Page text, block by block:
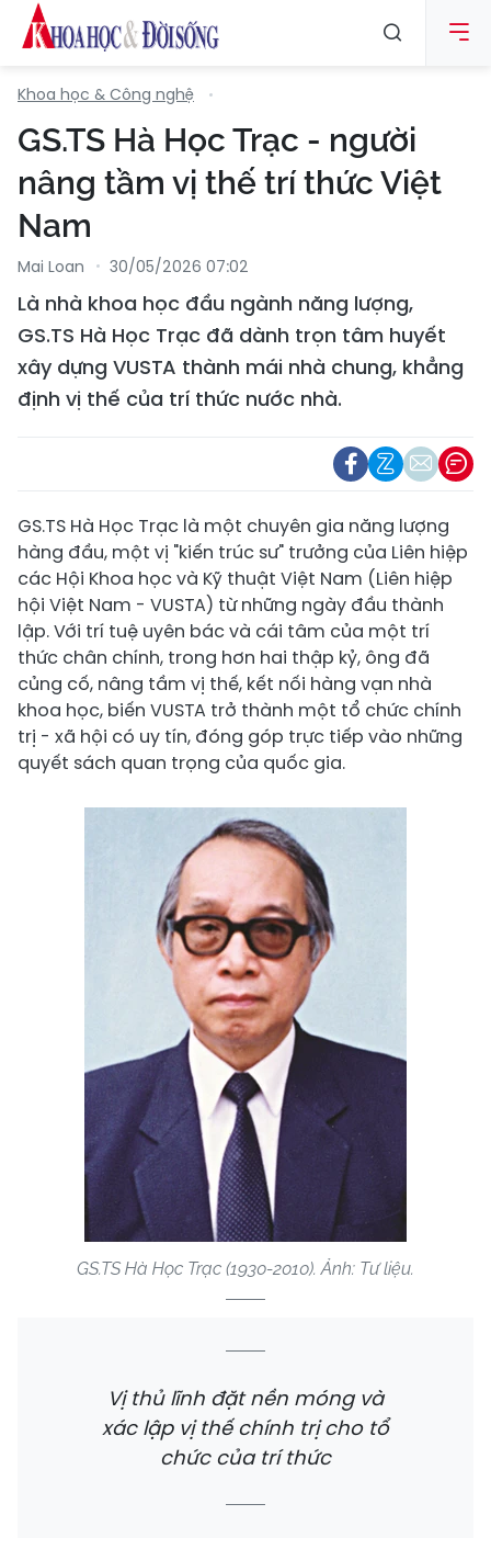
Khoa học & Công nghệ
GS.TS Hà Học Trạc - người
nâng tầm vị thế trí thức Việt
Nam
Mai Loan 30/05/2026 07:02
Là nhà khoa học đầu ngành năng lượng,
GS.TS Hà Học Trạc đã dành trọn tâm huyết
xây dựng VUSTA thành mái nhà chung, khẳng
định vị thế của trí thức nước nhà.
GS.TS Hà Học Trạc là một chuyên gia năng lượng
hàng đầu, một vị "kiến trúc sư" trưởng của Liên hiệp
các Hội Khoa học và Kỹ thuật Việt Nam (Liên hiệp
hội Việt Nam - VUSTA) từ những ngày đầu thành
lập. Với trí tuệ uyên bác và cái tâm của một trí
thức chân chính, trong hơn hai thập kỷ, ông đã
củng cố, nâng tầm vị thế, kết nối hàng vạn nhà
khoa học, biến VUSTA trở thành một tổ chức chính
trị - xã hội có uy tín, đóng góp trực tiếp vào những
quyết sách quan trọng của quốc gia.
GS.TS Hà Học Trạc (1930-2010). Ảnh: Tư liệu.
Vị thủ lĩnh đặt nền móng và
xác lập vị thế chính trị cho tổ
chức của trí thức